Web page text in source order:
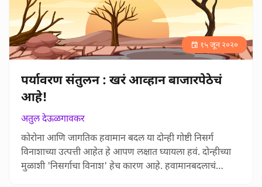
पर्यावरण संतुलन : खरं आव्हान बाजारपेठेचं
आहे!
अतुल देऊळगावकर
१५ जून २०२०
कोरोना आणि जागतिक हवामान बदल या दोन्ही गोष्टी निसर्ग
विनाशाच्या उत्पत्ती आहेत हे आपण लक्षात घ्यायला हवं. दोन्हीच्या
मुळाशी 'निसर्गाचा विनाश' हेच कारण आहे. हवामानबदलाचं